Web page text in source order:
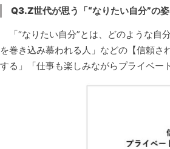
Q3.Z世代が思う「“なりたい自分”の
「“なりたい自分”とは、どのような自
を巻き込み慕われる人」などの【信頼
する」「仕事も楽しみながらプライベー